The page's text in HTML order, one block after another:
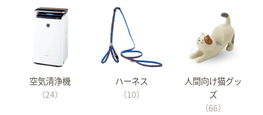
空気清浄機
（24）
ハーネス
（10）
人間向け猫グッ
ズ
（66）